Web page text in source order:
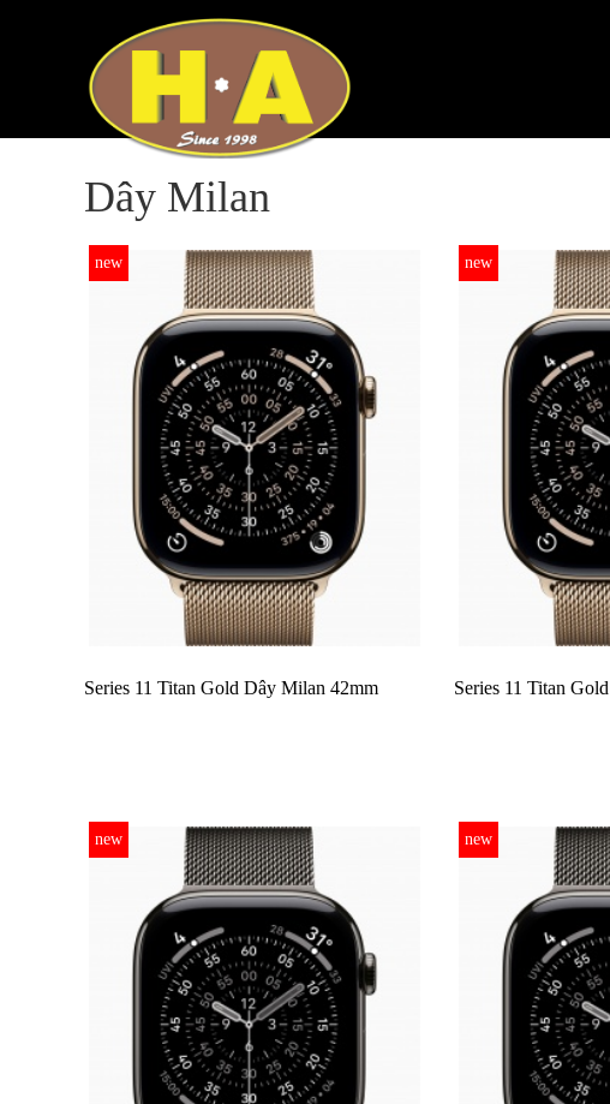
Dây Milan
new
Series 11 Titan Gold Dây Milan 42mm
new
Series 11 Titan
new new